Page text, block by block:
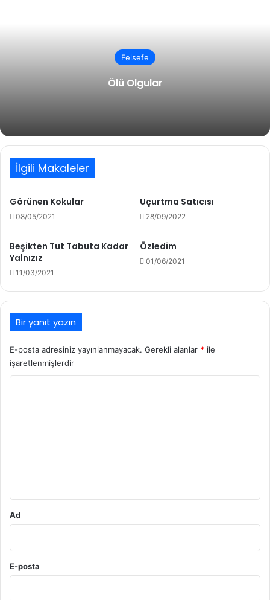
Felsefe
Ölü Olgular
İlgili Makaleler
Görünen Kokular
08/05/2021
Uçurtma Satıcısı
28/09/2022
Beşikten Tut Tabuta Kadar
Yalnızız
11/03/2021
Özledim
01/06/2021
Bir yanıt yazın
E-posta adresiniz yayınlanmayacak. Gerekli alanlar * ile
işaretlenmişlerdir
Ad
E-posta